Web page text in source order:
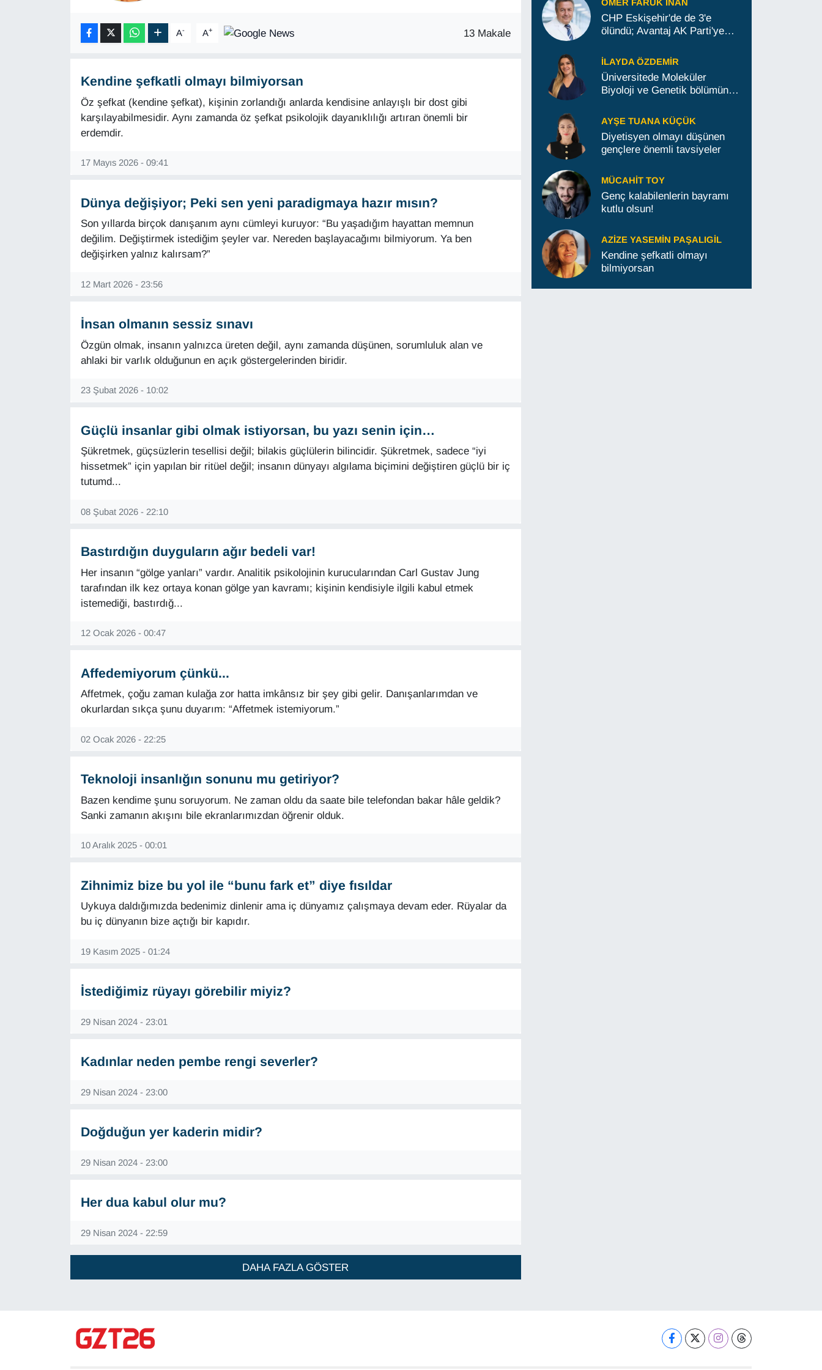
A- A+ 13 Makale
Kendine şefkatli olmayı bilmiyorsan
Öz şefkat (kendine şefkat), kişinin zorlandığı anlarda kendisine anlayışlı bir dost gibi
karşılayabilmesidir. Aynı zamanda öz şefkat psikolojik dayanıklılığı artıran önemli bir
erdemdir.
17 Mayıs 2026 - 09:41
Dünya değişiyor; Peki sen yeni paradigmaya hazır mısın?
Son yıllarda birçok danışanım aynı cümleyi kuruyor: “Bu yaşadığım hayattan memnun
değilim. Değiştirmek istediğim şeyler var. Nereden başlayacağımı bilmiyorum. Ya ben
değişirken yalnız kalırsam?”
12 Mart 2026 - 23:56
İnsan olmanın sessiz sınavı
Özgün olmak, insanın yalnızca üreten değil, aynı zamanda düşünen, sorumluluk alan ve
ahlaki bir varlık olduğunun en açık göstergelerinden biridir.
23 Şubat 2026 - 10:02
Güçlü insanlar gibi olmak istiyorsan, bu yazı senin için…
Şükretmek, güçsüzlerin tesellisi değil; bilakis güçlülerin bilincidir. Şükretmek, sadece “iyi
hissetmek” için yapılan bir ritüel değil; insanın dünyayı algılama biçimini değiştiren güçlü bir iç
tutumd...
08 Şubat 2026 - 22:10
Bastırdığın duyguların ağır bedeli var!
Her insanın “gölge yanları” vardır. Analitik psikolojinin kurucularından Carl Gustav Jung
tarafından ilk kez ortaya konan gölge yan kavramı; kişinin kendisiyle ilgili kabul etmek
istemediği, bastırdığ...
12 Ocak 2026 - 00:47
Affedemiyorum çünkü...
Affetmek, çoğu zaman kulağa zor hatta imkânsız bir şey gibi gelir. Danışanlarımdan ve
okurlardan sıkça şunu duyarım: “Affetmek istemiyorum.”
02 Ocak 2026 - 22:25
Teknoloji insanlığın sonunu mu getiriyor?
Bazen kendime şunu soruyorum. Ne zaman oldu da saate bile telefondan bakar hâle geldik?
Sanki zamanın akışını bile ekranlarımızdan öğrenir olduk.
10 Aralık 2025 - 00:01
Zihnimiz bize bu yol ile “bunu fark et” diye fısıldar
Uykuya daldığımızda bedenimiz dinlenir ama iç dünyamız çalışmaya devam eder. Rüyalar da
bu iç dünyanın bize açtığı bir kapıdır.
19 Kasım 2025 - 01:24
İstediğimiz rüyayı görebilir miyiz?
29 Nisan 2024 - 23:01
Kadınlar neden pembe rengi severler?
29 Nisan 2024 - 23:00
Doğduğun yer kaderin midir?
29 Nisan 2024 - 23:00
Her dua kabul olur mu?
29 Nisan 2024 - 22:59
DAHA FAZLA GÖSTER
ÖMER FARUK İNAN
CHP Eskişehir'de de 3'e
ölündü; Avantaj AK Parti'ye
İLAYDA ÖZDEMIR
Üniversitede Moleküler
Biyoloji ve Genetik bölümünü
AYŞE TUANA KÜÇÜK
Diyetisyen olmayı düşünen
gençlere önemli tavsiyeler
MÜCAHIT TOY
Genç kalabilenlerin bayramı
kutlu olsun!
AZIZE YASEMIN PAŞALIGIL
Kendine şefkatli olmayı
bilmiyorsan